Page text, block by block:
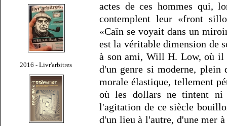
2016 - Livr'arbitres
actes de ces hommes qui,
contemplent leur «front
«Caïn se voyait dans un
est la véritable dimension de
à son ami, Will H. Low, où il
d'un genre si moderne, plein
morale élastique, tellement
où les dollars ne tintent ni
l'agitation de ce siècle
d'un lieu à l'autre, d'une mer